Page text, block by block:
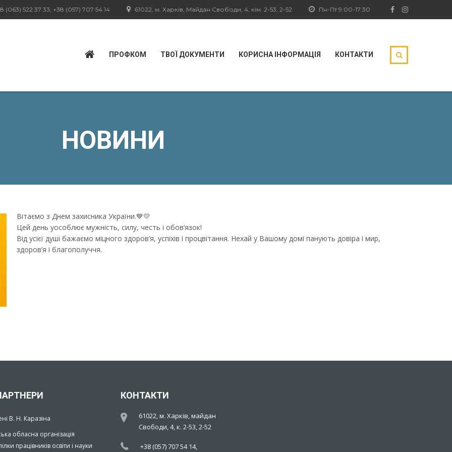
Пн-Пт 9:00-17:30
61022, м. Харків, Майдан Свободи, 4, кім. 2-53, 2-52
(063) 522 37 33, +38 (057) 707 54 14
ПРОФКОМ ТВОЇ ДОКУМЕНТИ КОРИСНА ІНФОРМАЦІЯ КОНТАКТИ
НОВИНИ
Вітаємо з Днем захисника України.💙💛
Цей день уособлює мужність, силу, честь і обов’язок!
Від усієї душі бажаємо міцного здоров’я, успіхів і процвітання. Нехай у Вашому домі панують довіра і мир,
здоров’я і благополуччя.
В. Н. Каразіна
обласна організація
працівників освіти і науки
КОНТАКТИ
61022, м. Харків, майдан
Свободи, 4, к. 2-53, 2-52
+38 (057) 707 54 14,